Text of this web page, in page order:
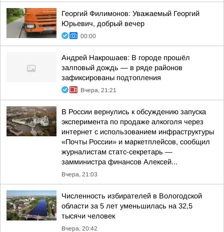
Георгий Филимонов: Уважаемый Георгий
Юрьевич, добрый вечер
00:00
Андрей Накрошаев: В городе прошёл
залповый дождь — в ряде районов
зафиксированы подтопления
Вчера, 21:21
В России вернулись к обсуждению запуска
эксперимента по продаже алкоголя через
интернет с использованием инфраструктуры
«Почты России» и маркетплейсов, сообщил
журналистам статс-секретарь —
замминистра финансов Алексей...
Вчера, 21:03
Численность избирателей в Вологодской
области за 5 лет уменьшилась на 32,5
тысячи человек
Вчера, 20:42